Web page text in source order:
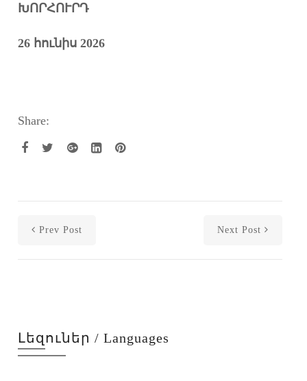
ԽՈՐՀՈՒՐԴ
26 հունիս 2026
Share:
Prev Post Next Post
Լեզուներ / Languages